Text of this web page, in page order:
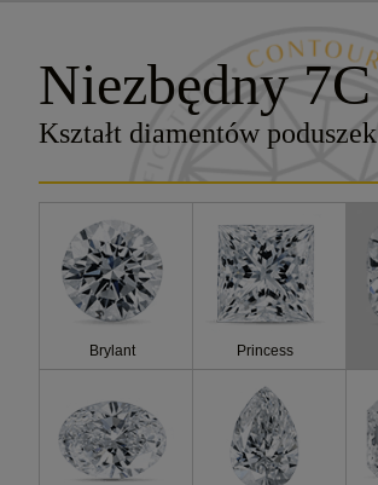
Karat
Kolor
Przejrzystość
Cięcie
Orzecznictwo
Fluo.
Niezbędny 7C
Kształt diamentów poduszek
Brylant Princess